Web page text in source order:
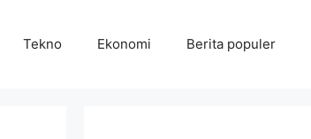
Tekno Ekonomi Berita populer